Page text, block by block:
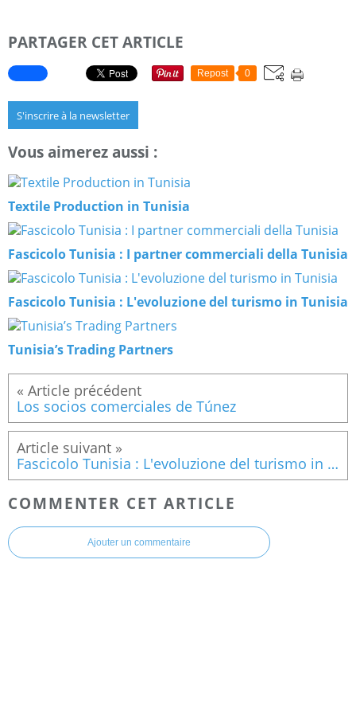
PARTAGER CET ARTICLE
Repost 0
S'inscrire à la newsletter
Vous aimerez aussi :
Textile Production in Tunisia
Fascicolo Tunisia : I partner commerciali della Tunisia
Fascicolo Tunisia : L'evoluzione del turismo in Tunisia
Tunisia’s Trading Partners
Los socios comerciales de Túnez
Fascicolo Tunisia : L'evoluzione del turismo in Tunisia
COMMENTER CET ARTICLE
Ajouter un commentaire